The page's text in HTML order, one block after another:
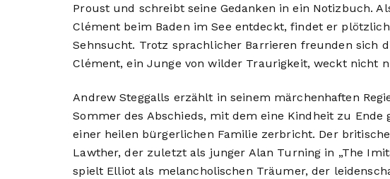
Proust und schreibt seine Gedanken in ein Notizbuch.
Clément beim Baden im See entdeckt, findet er
Sehnsucht. Trotz sprachlicher Barrieren freunden sich
Clément, ein Junge von wilder Traurigkeit, weckt nicht
Andrew Steggalls erzählt in seinem märchenhaften
Sommer des Abschieds, mit dem eine Kindheit zu Ende
einer heilen bürgerlichen Familie zerbricht. Der
Lawther, der zuletzt als junger Alan Turning in „The
spielt Elliot als melancholischen Träumer, der